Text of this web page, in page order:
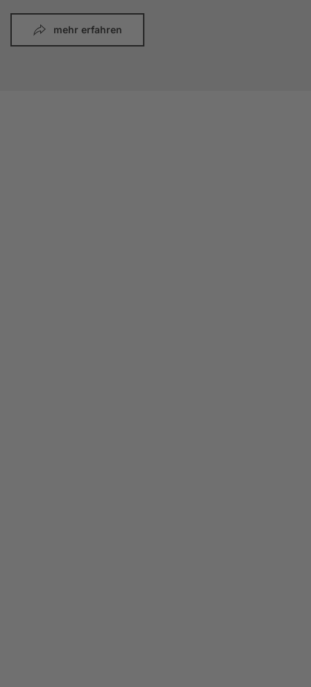
mehr erfahren